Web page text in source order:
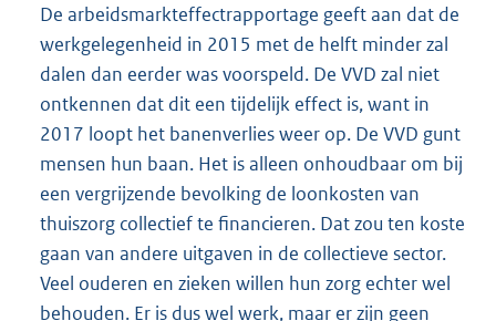
De arbeidsmarkteffectrapportage geeft aan dat de
werkgelegenheid in 2015 met de helft minder zal
dalen dan eerder was voorspeld. De VVD zal niet
ontkennen dat dit een tijdelijk effect is, want in
2017 loopt het banenverlies weer op. De VVD gunt
mensen hun baan. Het is alleen onhoudbaar om bij
een vergrijzende bevolking de loonkosten van
thuiszorg collectief te financieren. Dat zou ten koste
gaan van andere uitgaven in de collectieve sector.
Veel ouderen en zieken willen hun zorg echter wel
behouden. Er is dus wel werk, maar er zijn geen